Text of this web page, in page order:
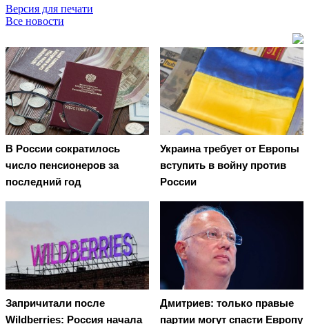
Версия для печати
Все новости
В России сократилось
число пенсионеров за
последний год
Украина требует от Европы
вступить в войну против
России
Запричитали после
Wildberries: Россия начала
Дмитриев: только правые
партии могут спасти Европу